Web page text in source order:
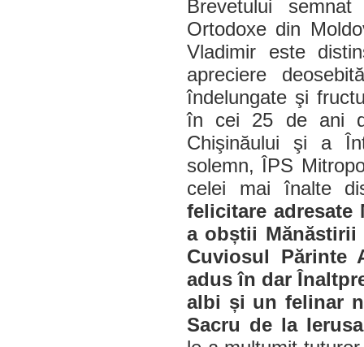
Brevetului
Ortodoxe din
Vladimir este
apreciere
îndelungate şi
în cei 25 de ani
Chişinăului şi a
solemn, ÎPS
celei mai înalte
felicitare
a obștii Mănăstirii
Cuviosul Părinte
adus în dar
albi și un felinar
Sacru de la